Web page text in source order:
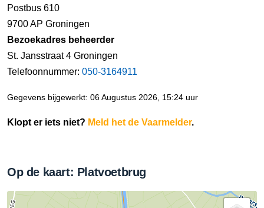
Postbus 610
9700 AP Groningen
Bezoekadres beheerder
St. Jansstraat 4 Groningen
Telefoonnummer: 050-3164911
Gegevens bijgewerkt: 06 Augustus 2026, 15:24 uur
Klopt er iets niet? Meld het de Vaarmelder.
Op de kaart: Platvoetbrug